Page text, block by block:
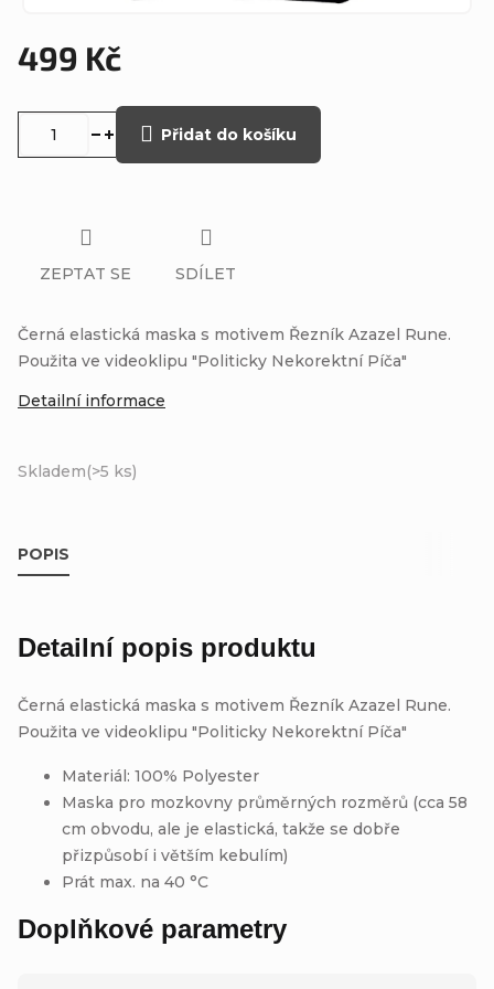
499 Kč
Skladem(>5 ks)
Přidat do košíku
Černá elastická maska s motivem Řezník Azazel Rune.
Použita ve videoklipu "Politicky Nekorektní Píča"
Detailní informace
ZEPTAT SE SDÍLET
POPIS
Detailní popis produktu
Černá elastická maska s motivem Řezník Azazel Rune.
Použita ve videoklipu "Politicky Nekorektní Píča"
Materiál: 100% Polyester
Maska pro mozkovny průměrných rozměrů (cca 58
cm obvodu, ale je elastická, takže se dobře
přizpůsobí i větším kebulím)
Prát max. na 40 °C
Doplňkové parametry